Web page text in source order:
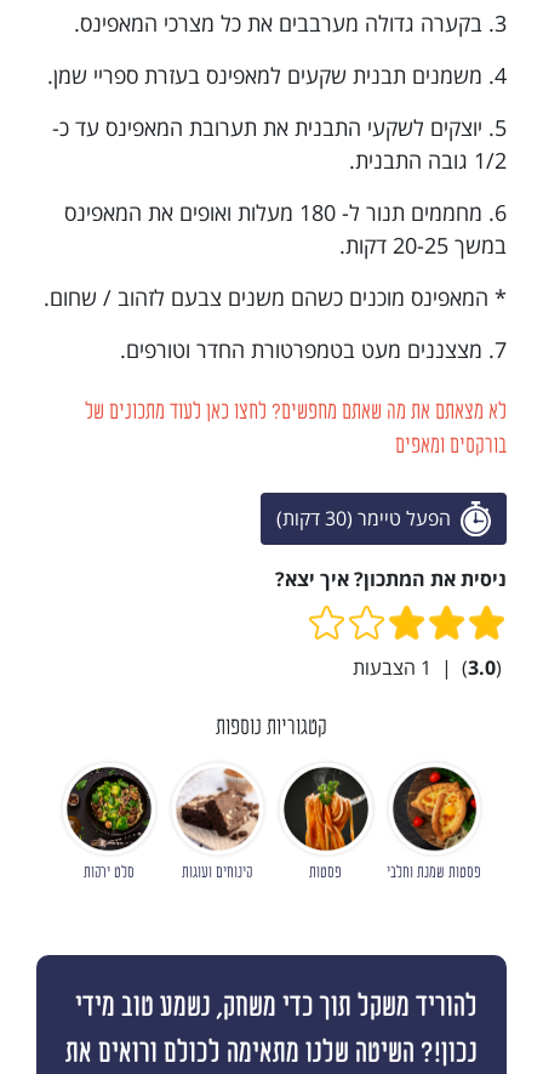
3. בקערה גדולה מערבבים את כל מצרכי המאפינס.
4. משמנים תבנית שקעים למאפינס בעזרת ספריי שמן.
5. יוצקים לשקעי התבנית את תערובת המאפינס עד כ-
1/2 גובה התבנית.
6. מחממים תנור ל- 180 מעלות ואופים את המאפינס
במשך 20-25 דקות.
* המאפינס מוכנים כשהם משנים צבעם לזהוב / שחום.
7. מצצננים מעט בטמפרטורת החדר וטורפים.
לא מצאתם את מה שאתם מחפשים? לחצו כאן לעוד מתכונים של
בורקסים ומאפים
הפעל טיימר (30 דקות)
ניסית את המתכון? איך יצא?
(
3.0
)
|
1 הצבעות
קטגוריות נוספות
פסטות שמנת וחלבי פסטות קינוחים ועוגות סלט ירקות
להוריד משקל תוך כדי משחק, נשמע טוב מידי
נכון!? השיטה שלנו מתאימה לכולם ורואים את